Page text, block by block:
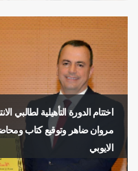
اختتام الدورة التأهيلية لطالبي
مروان ضاهر وتوقيع كتاب
الايوبي